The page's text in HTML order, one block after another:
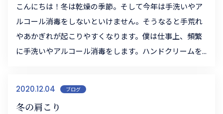
こんにちは！冬は乾燥の季節。そして今年は手洗いやア
ルコール消毒をしないといけません。そうなると手荒れ
やあかぎれが起こりやすくなります。僕は仕事上、頻繁
に手洗いやアルコール消毒をします。ハンドクリームを...
2020.12.04 ブログ
冬の肩こり